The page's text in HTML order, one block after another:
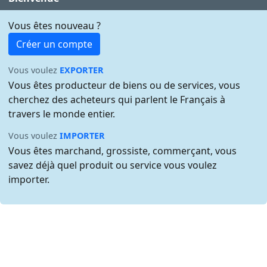
Vous êtes nouveau ?
Créer un compte
Vous voulez EXPORTER
Vous êtes producteur de biens ou de services, vous
cherchez des acheteurs qui parlent le Français à
travers le monde entier.
Vous voulezIMPORTER
Vous êtes marchand, grossiste, commerçant, vous
savez déjà quel produit ou service vous voulez
importer.